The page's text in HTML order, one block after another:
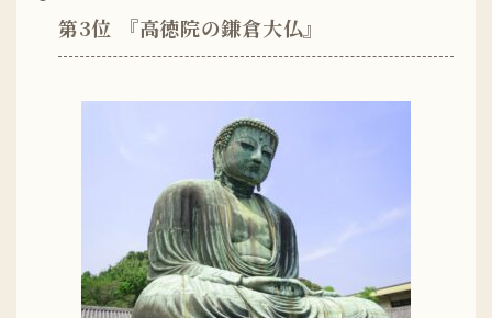
第3位 『高徳院の鎌倉大仏』